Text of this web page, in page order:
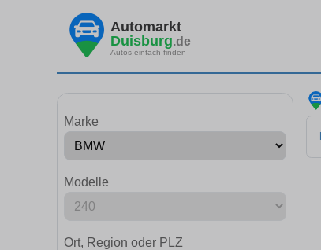
Automarkt
Duisburg.de
Autos einfach finden
Marke
Modelle
Ort, Region oder PLZ